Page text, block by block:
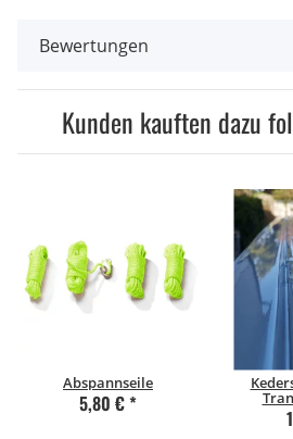
Bewertungen
Kunden kauften dazu
Abspannseile
5,80 €*